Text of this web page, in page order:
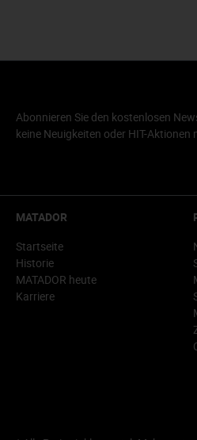
Abonnieren Sie den kostenlosen
keine Neuigkeiten oder HIT-Aktionen
MATADOR
Startseite
Historie
MATADOR heute
Karriere